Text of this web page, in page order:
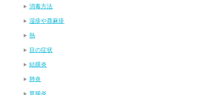
消毒方法
湿疹や蕁麻疹
熱
目の症状
結膜炎
肺炎
胃腸炎